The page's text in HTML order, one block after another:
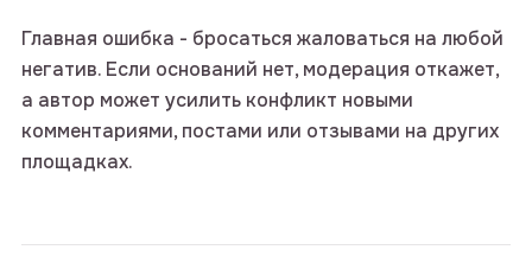
Главная ошибка - бросаться жаловаться на любой
негатив. Если оснований нет, модерация откажет,
а автор может усилить конфликт новыми
комментариями, постами или отзывами на других
площадках.